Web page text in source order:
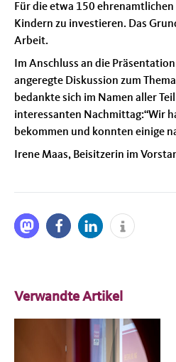
Für die etwa 150
Kindern zu investieren. Das
Arbeit.
Im Anschluss an die
angeregte Diskussion zum
bedankte sich im Namen aller
interessanten Nachmittag:“Wir
bekommen und konnten einige
Irene Maas, Beisitzerin im
Verwandte Artikel